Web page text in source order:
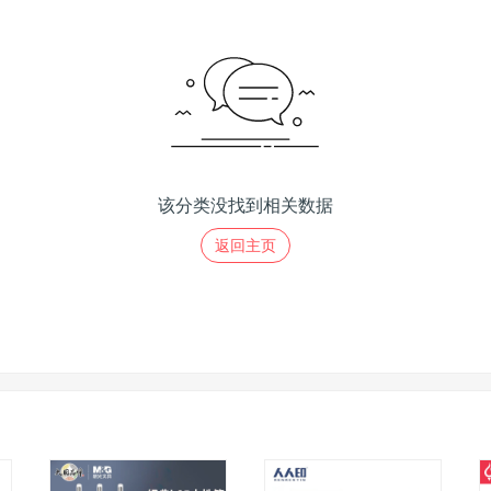
该分类没找到相关数据
返回主页